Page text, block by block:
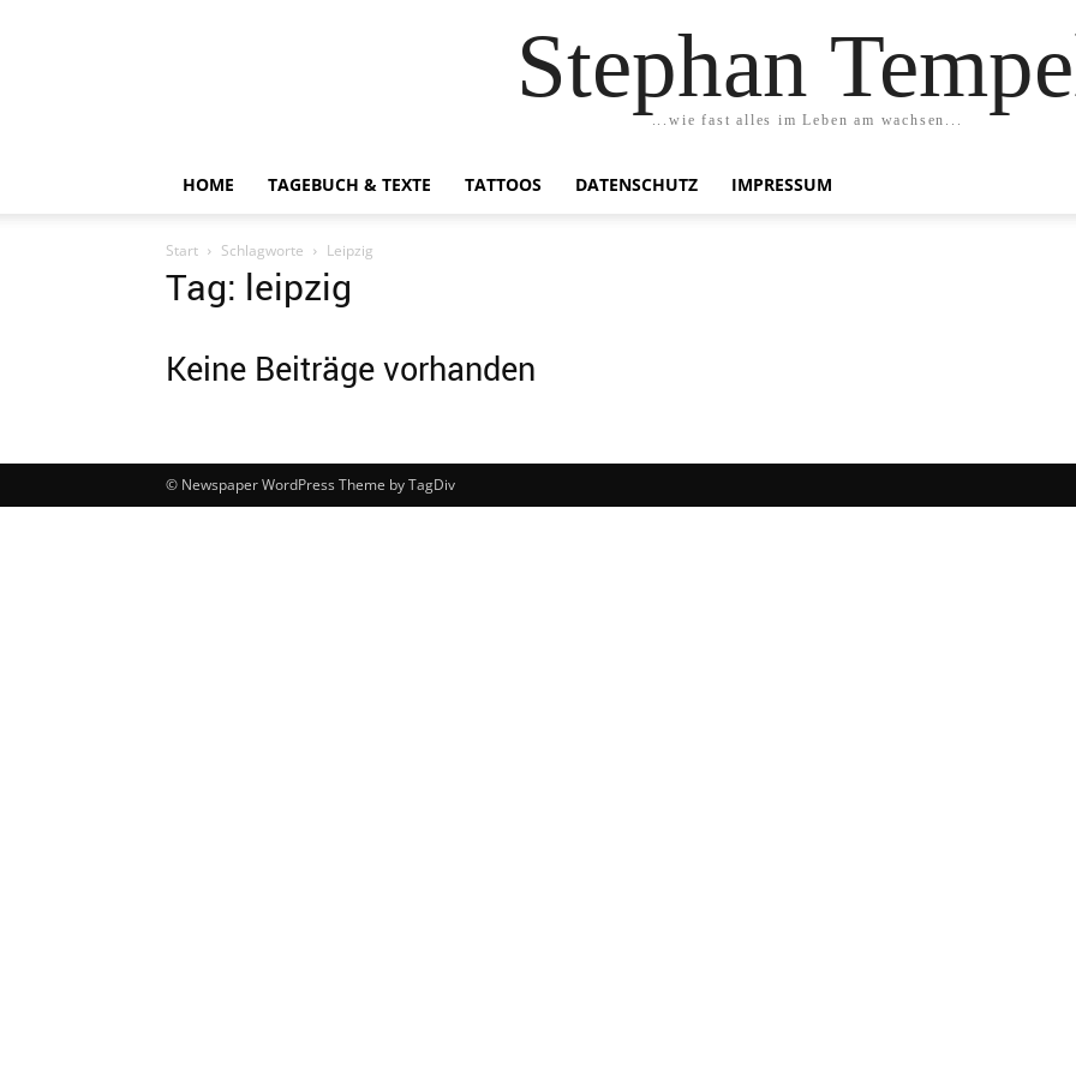
Stephan
...wie fast alles im Leben am wachsen...
HOME TAGEBUCH & TEXTE TATTOOS DATENSCHUTZ IMPRESSUM
Start Schlagworte Leipzig
Tag: leipzig
Keine Beiträge vorhanden
© Newspaper WordPress Theme by TagDiv